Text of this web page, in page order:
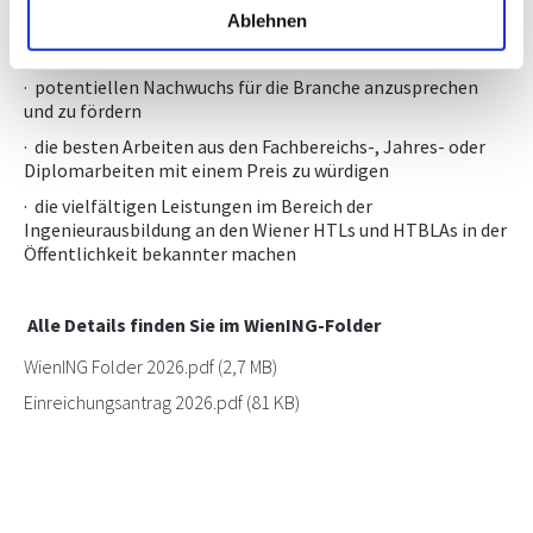
Ablehnen
Ziele des Wettbewerbes
· potentiellen Nachwuchs für die Branche anzusprechen
und zu fördern
· die besten Arbeiten aus den Fachbereichs-, Jahres- oder
Diplomarbeiten mit einem Preis zu würdigen
· die vielfältigen Leistungen im Bereich der
Ingenieurausbildung an den Wiener HTLs und HTBLAs in der
Öffentlichkeit bekannter machen
Alle Details finden Sie im WienING-Folder
WienING Folder 2026.pdf (2,7 MB)
Einreichungsantrag 2026.pdf (81 KB)